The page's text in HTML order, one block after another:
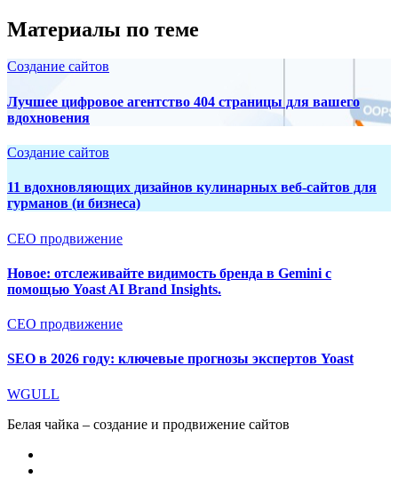
Материалы по теме
Создание сайтов
Лучшее цифровое агентство 404 страницы для вашего
вдохновения
Создание сайтов
11 вдохновляющих дизайнов кулинарных веб-сайтов для
гурманов (и бизнеса)
СЕО продвижение
Новое: отслеживайте видимость бренда в Gemini с
помощью Yoast AI Brand Insights.
СЕО продвижение
SEO в 2026 году: ключевые прогнозы экспертов Yoast
WGULL
Белая чайка – создание и продвижение сайтов